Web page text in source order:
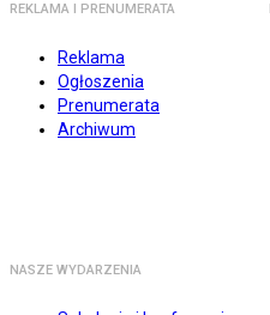
REKLAMA I PRENUMERATA
Reklama
Ogłoszenia
Prenumerata
Archiwum
NASZE WYDARZENIA